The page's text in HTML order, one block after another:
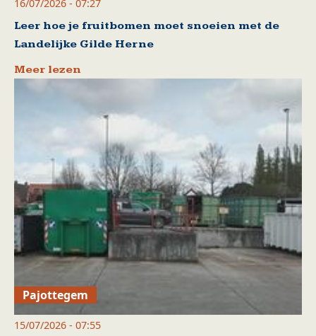
16/07/2026 - 07:27
Leer hoe je fruitbomen moet snoeien met de
Landelijke Gilde Herne
Meer lezen
Pajottegem
15/07/2026 - 07:55